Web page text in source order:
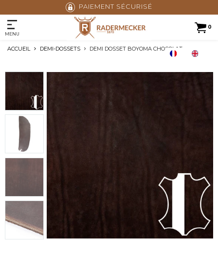
PAIEMENT SÉCURISÉ
0
MENU
ACCUEIL DEMI-DOSSETS DEMI DOSSET BOYOMA CHOCOLAT